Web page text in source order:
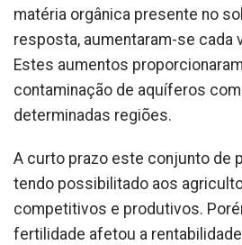
matéria orgânica presente no
resposta, aumentaram-se cada
Estes aumentos
contaminação de aquíferos
determinadas regiões.
A curto prazo este conjunto de
tendo possibilitado aos
competitivos e produtivos.
fertilidade afetou a